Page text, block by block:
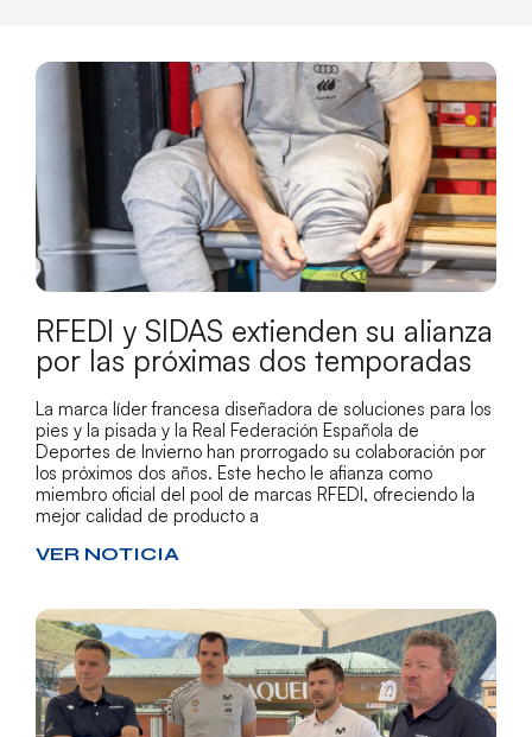
RFEDI y SIDAS extienden su alianza
por las próximas dos temporadas
La marca líder francesa diseñadora de soluciones para los
pies y la pisada y la Real Federación Española de
Deportes de Invierno han prorrogado su colaboración por
los próximos dos años. Este hecho le afianza como
miembro oficial del pool de marcas RFEDI, ofreciendo la
mejor calidad de producto a
VER NOTICIA